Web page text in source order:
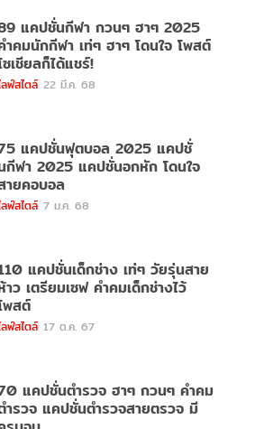
แคปชั่นกีฬา กวนๆ ฮาๆ 2025
ำคมนักกีฬา เท่ๆ ฮาๆ โดนใจ โพสต์
ซเชียลก็ได้แชร์!
ลฟ์สไตล์ 22 มี.ค. 68
แคปชั่นฟุตบอล 2025 แคปชั่
กีฬา 2025 แคปชั่นอกหัก โดนใจ
ายคอบอล
ลฟ์สไตล์ 7 ม.ค. 68
แคปชั่นเด็กช่าง เท่ๆ วัยรุ่นสาย
าว เตรียมเซฟ คำคมเด็กช่างไว้
พสต์
ลฟ์สไตล์ 17 ต.ค. 67
แคปชั่นตำรวจ ฮาๆ กวนๆ คำคม
ำรวจ แคปชั่นตำรวจสายตรวจ มี